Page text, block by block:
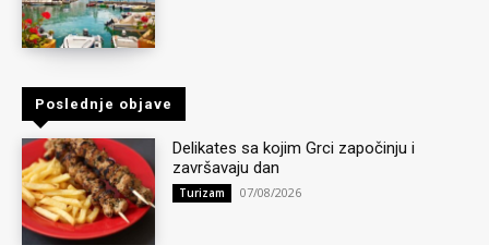
Poslednje objave
Delikates sa kojim Grci započinju i
završavaju dan
Turizam 07/08/2026